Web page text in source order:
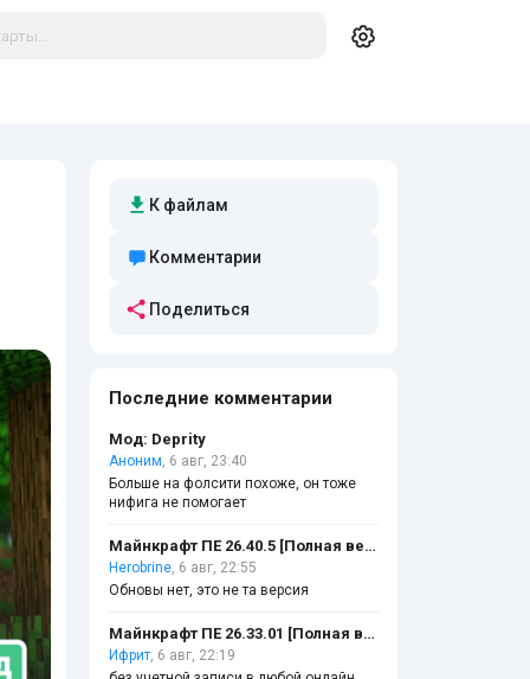
К файлам
Комментарии
Поделиться
Последние комментарии
Мод: Deprity
Аноним, 6 авг, 23:40
Больше на фолсити похоже, он тоже
нифига не помогает
Майнкрафт ПЕ 26.40.5 [Полная версия]
Herobrine, 6 авг, 22:55
Обновы нет, это не та версия
Майнкрафт ПЕ 26.33.01 [Полная версия]
Ифрит, 6 авг, 22:19